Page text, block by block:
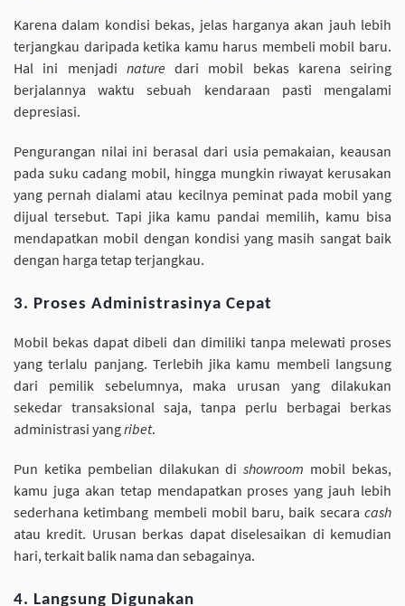
Karena dalam kondisi bekas, jelas harganya akan jauh lebih
terjangkau daripada ketika kamu harus membeli mobil baru.
Hal ini menjadi naturedari mobil bekas karena seiring
berjalannya waktu sebuah kendaraan pasti mengalami
depresiasi.
Pengurangan nilai ini berasal dari usia pemakaian, keausan
pada suku cadang mobil, hingga mungkin riwayat kerusakan
yang pernah dialami atau kecilnya peminat pada mobil yang
dijual tersebut. Tapi jika kamu pandai memilih, kamu bisa
mendapatkan mobil dengan kondisi yang masih sangat baik
dengan harga tetap terjangkau.
3. Proses Administrasinya Cepat
Mobil bekas dapat dibeli dan dimiliki tanpa melewati proses
yang terlalu panjang. Terlebih jika kamu membeli langsung
dari pemilik sebelumnya, maka urusan yang dilakukan
sekedar transaksional saja, tanpa perlu berbagai berkas
administrasi yangribet.
Pun ketika pembelian dilakukan dishowroom mobil bekas,
kamu juga akan tetap mendapatkan proses yang jauh lebih
sederhana ketimbang membeli mobil baru, baik secara cash
atau kredit. Urusan berkas dapat diselesaikan di kemudian
hari, terkait balik nama dan sebagainya.
4. Langsung Digunakan